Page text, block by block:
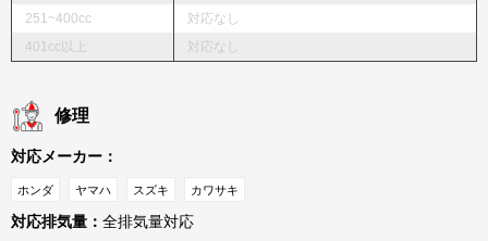
251~400cc
対応なし
401cc以上
対応なし
修理
対応メーカー：
ホンダ ヤマハ スズキ カワサキ
対応排気量： 全排気量対応